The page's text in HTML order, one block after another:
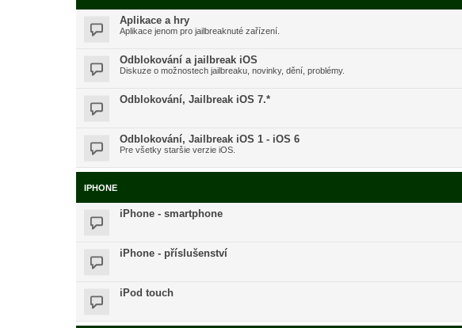
Aplikace a hry
Aplikace jenom pro jailbreaknuté zařízení.
Odblokování a jailbreak iOS
Diskuze o možnostech jailbreaku, novinky, dění, problémy.
Odblokování, Jailbreak iOS 7.*
Odblokování, Jailbreak iOS 1 - iOS 6
Pre všetky staršie verzie iOS.
IPHONE
iPhone - smartphone
iPhone - příslušenství
iPod touch